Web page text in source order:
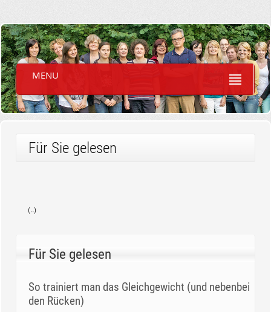
MENU
Für Sie gelesen
(..)
Für Sie gelesen
So trainiert man das Gleichgewicht (und nebenbei
den Rücken)